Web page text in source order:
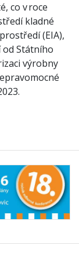
co v roce
kladné
(EIA),
od Státního
výrobny